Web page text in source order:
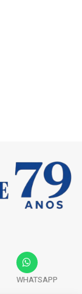
WHATSAPP